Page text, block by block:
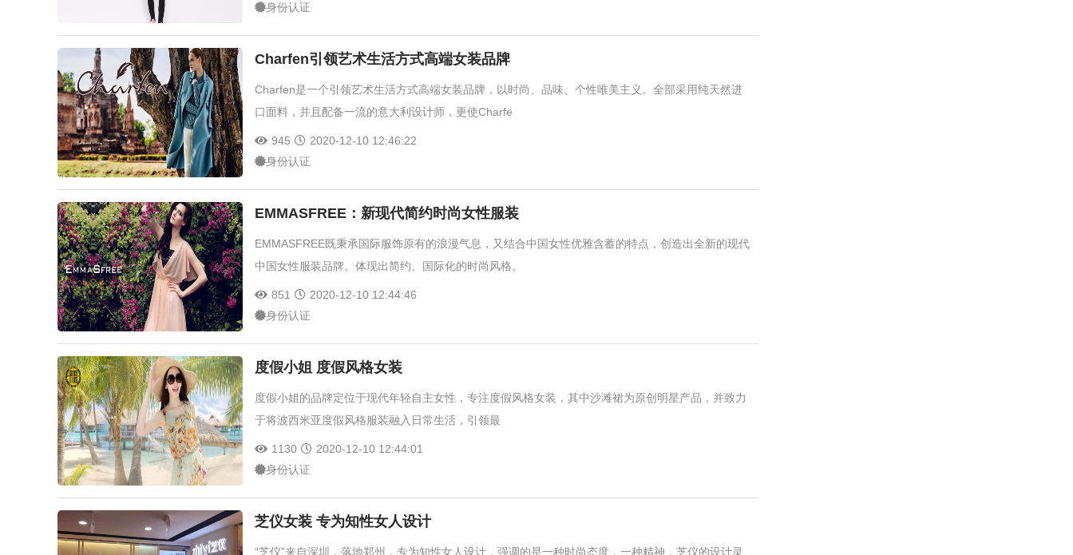
身份认证
Charfen引领艺术生活方式高端女装品牌
Charfen是一个引领艺术生活方式高端女装品牌，以时尚、品味、个性唯美主义。全部采用纯天然进
口面料，并且配备一流的意大利设计师，更使Charfe
945
2020-12-10 12:46:22
身份认证
EMMASFREE：新现代简约时尚女性服装
EMMASFREE既秉承国际服饰原有的浪漫气息，又结合中国女性优雅含蓄的特点，创造出全新的现代
中国女性服装品牌。体现出简约、国际化的时尚风格。
851
2020-12-10 12:44:46
身份认证
度假小姐 度假风格女装
度假小姐的品牌定位于现代年轻自主女性，专注度假风格女装，其中沙滩裙为原创明星产品，并致力
于将波西米亚度假风格服装融入日常生活，引领最
1130
2020-12-10 12:44:01
身份认证
芝仪女装 专为知性女人设计
“芝仪”来自深圳，落地郑州，专为知性女人设计，强调的是一种时尚态度，一种精神，芝仪的设计灵